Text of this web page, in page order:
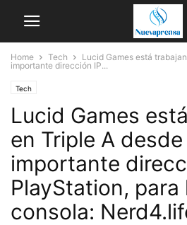
Home Tech
Lucid Games está
importante dirección IP...
Tech
Lucid Games
en Triple A desde
importante
PlayStation, para
consola: